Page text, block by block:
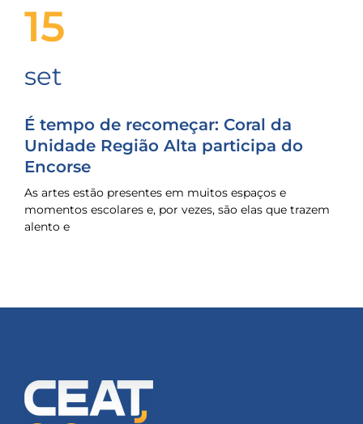
15
set
É tempo de recomeçar: Coral da
Unidade Região Alta participa do
Encorse
As artes estão presentes em muitos espaços e
momentos escolares e, por vezes, são elas que trazem
alento e